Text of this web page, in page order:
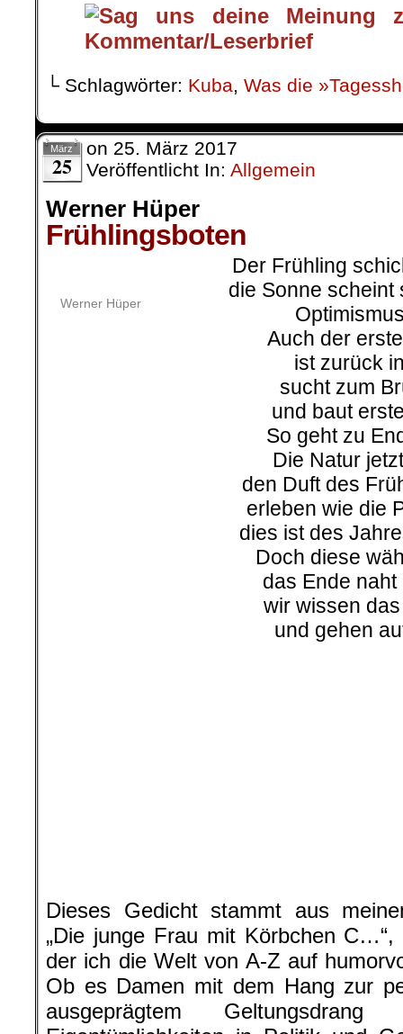
└ Schlagwörter: Kuba, Was die
März
25
on 25. März 2017
Veröffentlicht In: Allgemein
Werner Hüper
Frühlingsboten
Werner Hüper
Der Frühling
die Sonne scheint
Auch der
ist zurück
sucht zum
und baut
So geht zu
Die Natur
den Duft des
erleben wie die
dies ist des
Doch diese
das Ende
wir wissen
und gehen
Dieses Gedicht stammt aus
„Die junge Frau mit Körbchen
der ich die Welt von A-Z auf
Ob es Damen mit dem Hang zur
ausgeprägtem Geltungsdrang